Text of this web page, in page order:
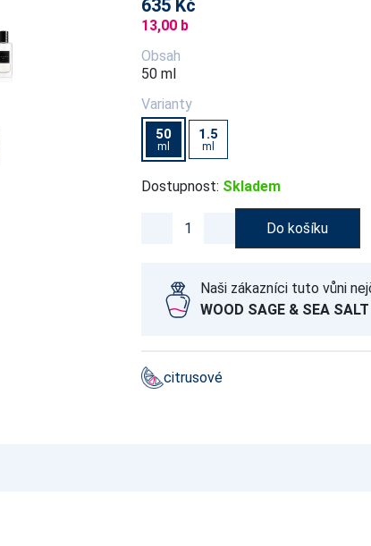
635 Kč
13,00 b
Obsah
50 ml
Varianty
50
ml
1.5
ml
Dostupnost: Skladem
Do košíku
Naši zákazníci tuto vůni
WOOD SAGE & SEA SALT
citrusové